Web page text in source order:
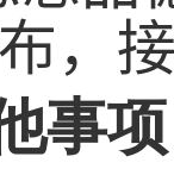
，
事项